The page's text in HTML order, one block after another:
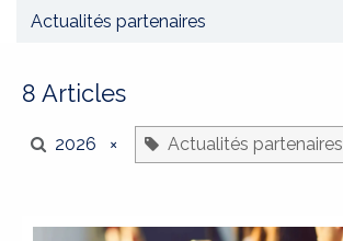
Actualités partenaires
8 Articles
2026 × Actualités partenaires